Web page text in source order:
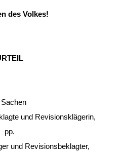
des Vol­kes!
Sa­chen
und Re­vi­si­onskläge­rin,
pp.
und Re­vi­si­ons­be­klag­ter,